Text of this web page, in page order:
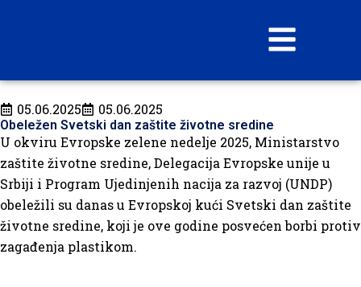
05.06.2025 05.06.2025
Obeležen Svetski dan zaštite životne sredine
U okviru Evropske zelene nedelje 2025, Ministarstvo
zaštite životne sredine, Delegacija Evropske unije u
Srbiji i Program Ujedinjenih nacija za razvoj (UNDP)
obeležili su danas u Evropskoj kući Svetski dan zaštite
životne sredine, koji je ove godine posvećen borbi protiv
zagađenja plastikom.